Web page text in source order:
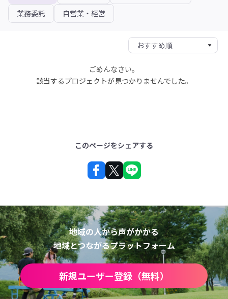
業務委託
自営業・経営
ごめんなさい。
該当するプロジェクトが見つかりませんでした。
このページをシェアする
地域の人から声がかかる
地域とつながるプラットフォーム
新規ユーザー登録（無料）